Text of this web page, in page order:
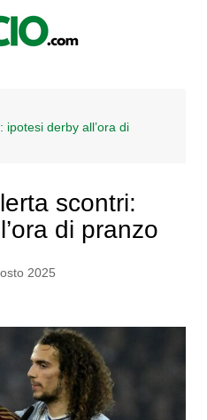
derby all’ora di
scontri:
di pranzo
2025